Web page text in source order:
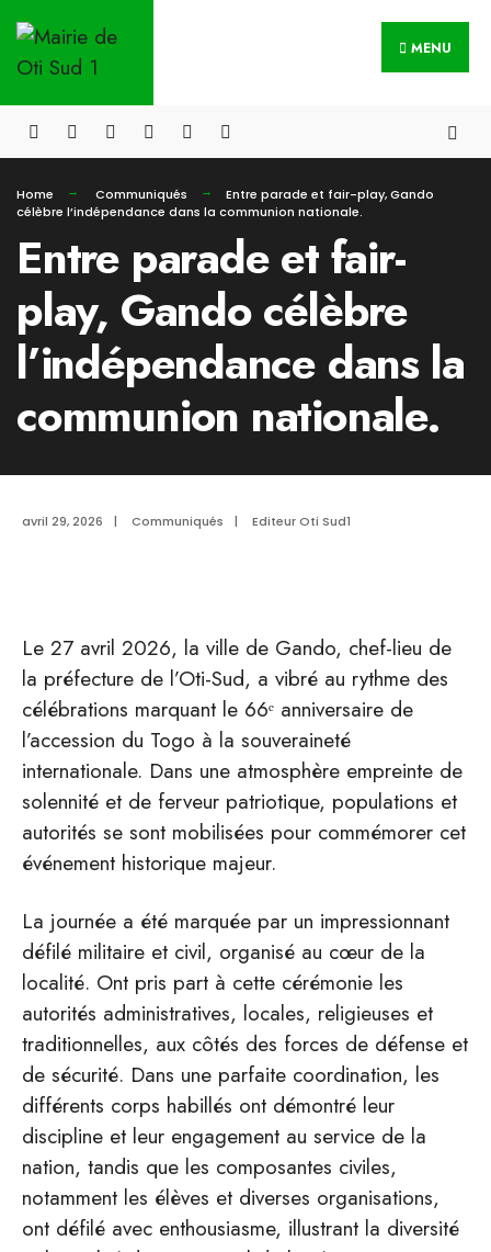
MENU
Home Communiqués
Entre parade et fair-play, Gando
célèbre l’indépendance dans la communion nationale.
Entre parade et fair-
play, Gando célèbre
l’indépendance dans la
communion nationale.
avril 29, 2026 | Communiqués | Editeur Oti Sud1
Le 27 avril 2026, la ville de Gando, chef-lieu de
la préfecture de l’Oti-Sud, a vibré au rythme des
célébrations marquant le 66ᵉ anniversaire de
l’accession du Togo à la souveraineté
internationale. Dans une atmosphère empreinte de
solennité et de ferveur patriotique, populations et
autorités se sont mobilisées pour commémorer cet
événement historique majeur.
La journée a été marquée par un impressionnant
défilé militaire et civil, organisé au cœur de la
localité. Ont pris part à cette cérémonie les
autorités administratives, locales, religieuses et
traditionnelles, aux côtés des forces de défense et
de sécurité. Dans une parfaite coordination, les
différents corps habillés ont démontré leur
discipline et leur engagement au service de la
nation, tandis que les composantes civiles,
notamment les élèves et diverses organisations,
ont défilé avec enthousiasme, illustrant la diversité